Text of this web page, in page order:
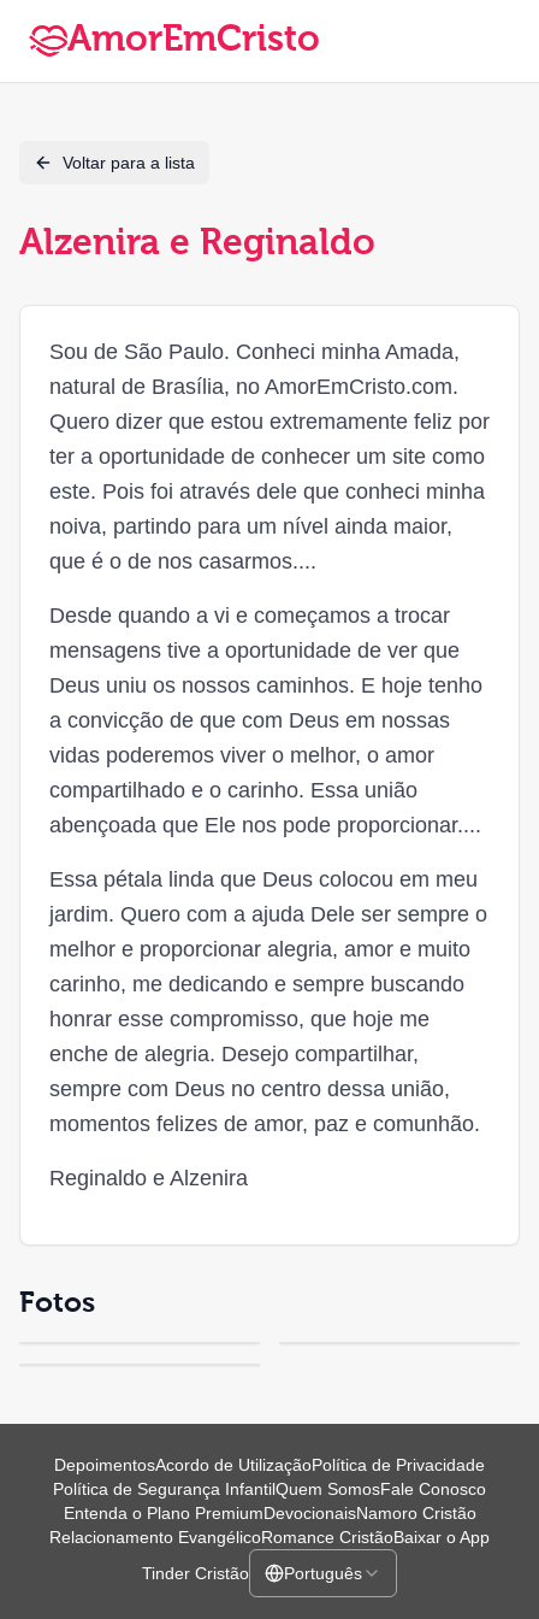
AmorEmCristo
Voltar para a lista
Alzenira e Reginaldo
Sou de São Paulo. Conheci minha Amada,
natural de Brasília, no AmorEmCristo.com.
Quero dizer que estou extremamente feliz por
ter a oportunidade de conhecer um site como
este. Pois foi através dele que conheci minha
noiva, partindo para um nível ainda maior,
que é o de nos casarmos....
Desde quando a vi e começamos a trocar
mensagens tive a oportunidade de ver que
Deus uniu os nossos caminhos. E hoje tenho
a convicção de que com Deus em nossas
vidas poderemos viver o melhor, o amor
compartilhado e o carinho. Essa união
abençoada que Ele nos pode proporcionar....
Essa pétala linda que Deus colocou em meu
jardim. Quero com a ajuda Dele ser sempre o
melhor e proporcionar alegria, amor e muito
carinho, me dedicando e sempre buscando
honrar esse compromisso, que hoje me
enche de alegria. Desejo compartilhar,
sempre com Deus no centro dessa união,
momentos felizes de amor, paz e comunhão.
Reginaldo e Alzenira
Fotos
DepoimentosAcordo de UtilizaçãoPolítica de Privacidade
Política de Segurança InfantilQuem SomosFale Conosco
Entenda o Plano PremiumDevocionaisNamoro Cristão
Relacionamento EvangélicoRomance CristãoBaixar o App
Tinder Cristão
Português